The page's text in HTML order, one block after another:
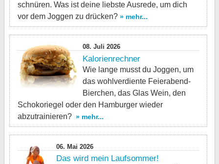
schnüren. Was ist deine liebste Ausrede, um dich
vor dem Joggen zu drücken? » mehr...
08. Juli 2026
Kalorienrechner
Wie lange musst du Joggen, um
das wohlverdiente Feierabend-
Bierchen, das Glas Wein, den
Schokoriegel oder den Hamburger wieder
abzutrainieren? » mehr...
06. Mai 2026
Das wird mein Laufsommer!